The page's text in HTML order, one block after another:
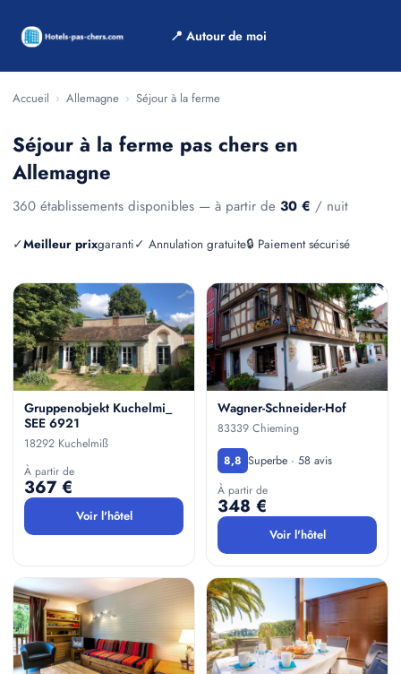
📍 Autour de moi
Accueil › Allemagne › Séjour à la ferme
Séjour à la ferme pas chers en
Allemagne
360 établissements disponibles — à partir de 30 € / nuit
✓Meilleur prixgaranti✓ Annulation gratuite🔒 Paiement sécurisé
Gruppenobjekt Kuchelmi_
SEE 6921
18292 Kuchelmiß
À partir de
367 €
Voir l'hôtel
Wagner-Schneider-Hof
83339 Chieming
8,8 Superbe · 58 avis
À partir de
348 €
Voir l'hôtel